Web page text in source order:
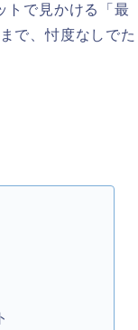
トで見かける「最
で、忖度なしでた